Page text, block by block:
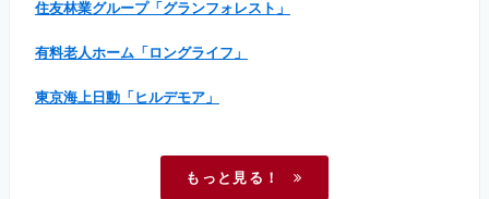
住友林業グループ「グランフォレスト」
有料老人ホーム「ロングライフ」
東京海上日動「ヒルデモア」
もっと見る！